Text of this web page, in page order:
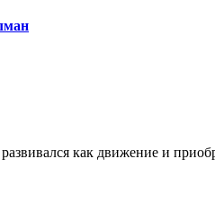
как движение и